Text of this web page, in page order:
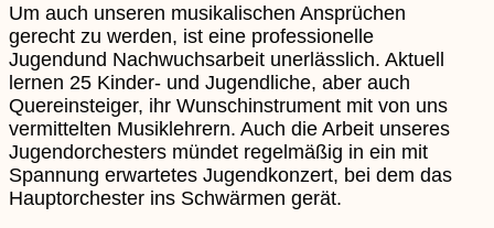
Um auch unseren musikalischen Ansprüchen
gerecht zu werden, ist eine professionelle
Jugendund Nachwuchsarbeit unerlässlich. Aktuell
lernen 25 Kinder- und Jugendliche, aber auch
Quereinsteiger, ihr Wunschinstrument mit von uns
vermittelten Musiklehrern. Auch die Arbeit unseres
Jugendorchesters mündet regelmäßig in ein mit
Spannung erwartetes Jugendkonzert, bei dem das
Hauptorchester ins Schwärmen gerät.